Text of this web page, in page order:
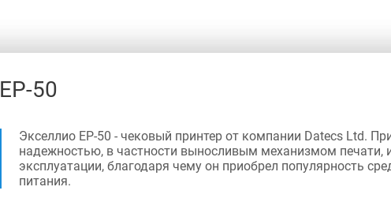
EP-50
Экселлио ЕР-50 - чековый принтер от компании Datecs Ltd.
надежностью, в частности выносливым механизмом печати,
эксплуатации, благодаря чему он приобрел популярность
питания.